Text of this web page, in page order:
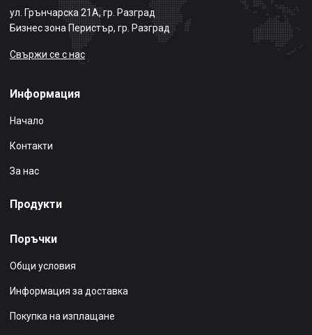
ул. Грънчарска 21А, гр. Разград
Бизнес зона Перистър, гр. Разград
Свържи се с нас
Информация
Начало
Контакти
За нас
Продукти
Поръчки
Общи условия
Информация за доставка
Покупка на изплащане